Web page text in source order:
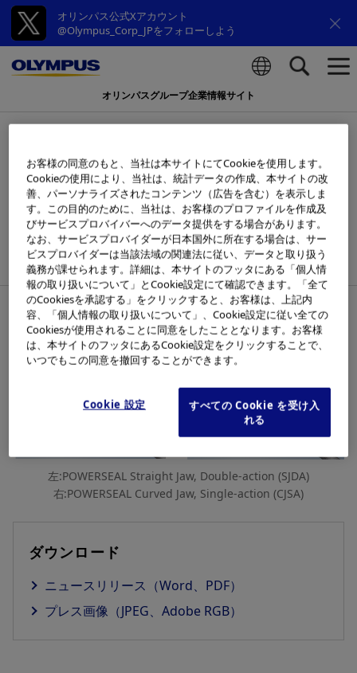
オリンパス公式Xアカウント
@Olympus_Corp_JPをフォローしよう
オリンパスグループ企業情報サイト
バイス「POWERSEAL」シリーズ
の
新デザインを発売
ラインアップ拡充により、手術室での選択の幅
を広げる
2024年8月27日
左:POWERSEAL Straight Jaw, Double-action (SJDA)
右:POWERSEAL Curved Jaw, Single-action (CJSA)
ダウンロード
ニュースリリース（Word、PDF）
プレス画像（JPEG、Adobe RGB）
お客様の同意のもと、当社は本サイトにてCookieを使用します。
Cookieの使用により、当社は、統計データの作成、本サイトの改
善、パーソナライズされたコンテンツ（広告を含む）を表示しま
す。この目的のために、当社は、お客様のプロファイルを作成及
びサービスプロバイバーへのデータ提供をする場合があります。
なお、サービスプロバイダーが日本国外に所在する場合は、サー
ビスプロバイダーは当該法域の関連法に従い、データと取り扱う
義務が課せられます。詳細は、本サイトのフッタにある「個人情
報の取り扱いについて」とCookie設定にて確認できます。「全て
のCookiesを承認する」をクリックすると、お客様は、上記内
容、「個人情報の取り扱いについて」、Cookie設定に従い全ての
Cookiesが使用されることに同意をしたこととなります。お客様
は、本サイトのフッタにあるCookie設定をクリックすることで、
いつでもこの同意を撤回することができます。
Cookie 設定 すべての Cookie を受け入
れる